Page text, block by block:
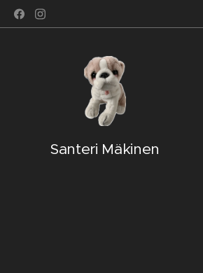
Santeri Mäkinen